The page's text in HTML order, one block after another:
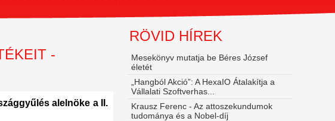
-
alelnöke a II.
RÖVID HÍREK
Mesekönyv mutatja be Béres József
életét
„Hangból Akció”: A HexaIO Átalakítja a
Vállalati Szoftverhas...
Krausz Ferenc - Az attoszekundumok
tudománya és a Nobel‑díj